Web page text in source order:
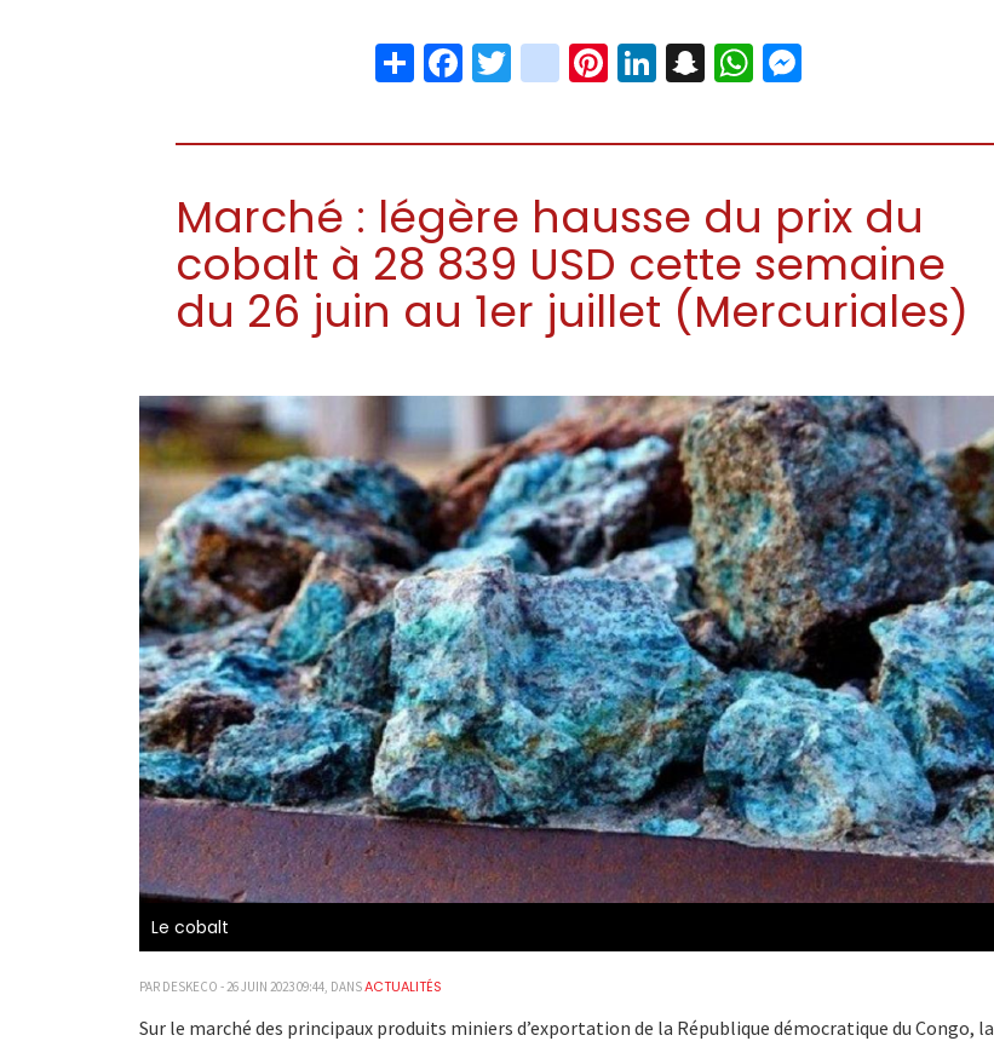
ShareFacebook
Twitter
instagram
Pinterest
LinkedIn
Snapchat
WhatsApp
Marché : légère hausse du prix du
cobalt à 28 839 USD cette semaine
du 26 juin au 1er juillet (Mercuriales)
Le cobalt
PAR DESKECO - 26 JUIN 2023 09:44, DANSACTUALITÉS
Sur le marché des principaux produits miniers d’exportation de la République démocratique du Congo, la